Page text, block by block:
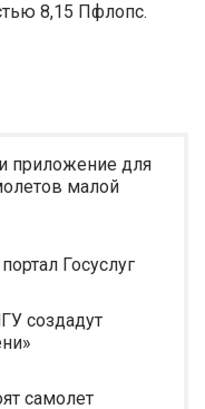
8,15 Пфлопс.
приложение для
малой
Госуслуг
создадут
самолет